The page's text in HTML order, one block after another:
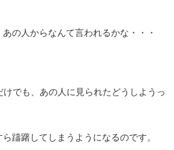
の人からなんて言われるかな・・・
でも、あの人に見られたどうしようっ
躊躇してしまうようになるのです。